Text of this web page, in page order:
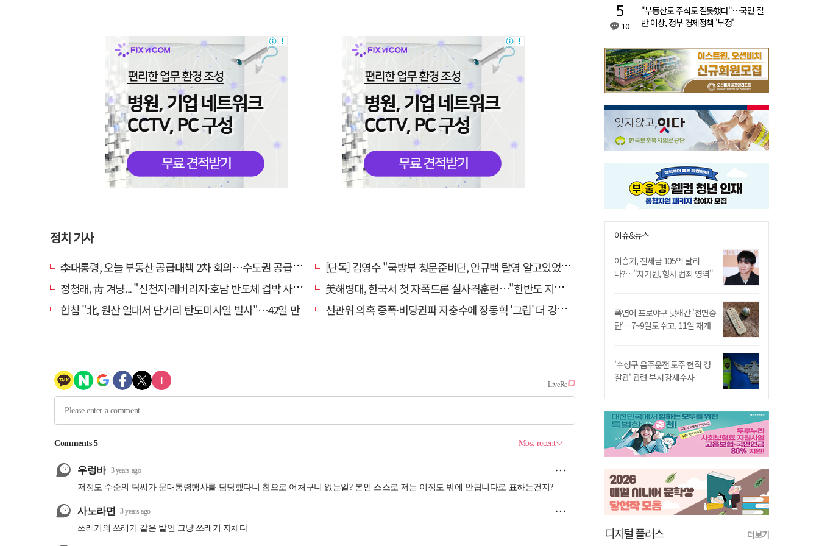
정치 기사
李대통령, 오늘 부동산 공급대책 2차 회의…수도권 공급안 논의
[단독] 김영수 "국방부 청문준비단, 안규백 탈영 알고있었다"
정청래, 靑 겨냥... "신천지·레버리지·호남 반도체 겁박 사과하라"
美해병대, 한국서 첫 자폭드론 실사격훈련…"한반도 지형 학습"
합참 "北, 원산 일대서 단거리 탄도미사일 발사"…42일 만
선관위 의혹 증폭·비당권파 자충수에 장동혁 '그립' 더 강해졌다
10
"부동산도 주식도 잘못했다"…국민 절
반 이상, 정부 경제정책 '부정'
이슈&뉴스
이승기, 전세금 105억 날리
나?…"차가원, 형사 범죄 영역"
폭염에 프로야구 닷새간 '전면중
단'…7~9일도 쉬고, 11일 재개
'수성구 음주운전 도주 현직 경
찰관' 관련 부서 강제수사
디지털 플러스 더보기